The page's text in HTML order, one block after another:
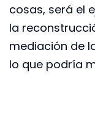
cosas, será el
la
mediación de
lo que podría